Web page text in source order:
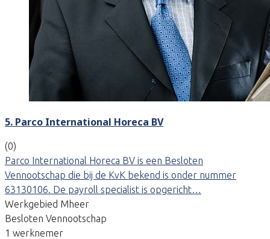
5. Parco International Horeca BV
(0)
Parco International Horeca BV is een Besloten
Vennootschap die bij de KvK bekend is onder nummer
63130106. De payroll specialist is opgericht…
Werkgebied Mheer
Besloten Vennootschap
1 werknemer